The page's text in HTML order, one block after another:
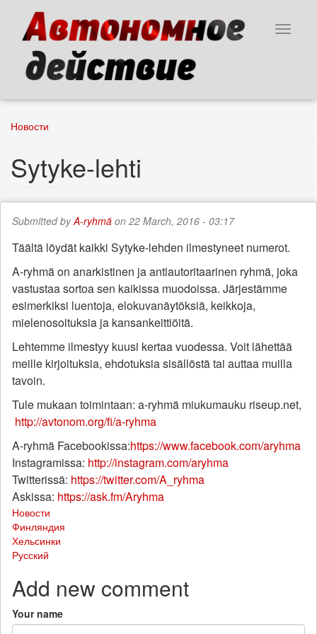
content
Toggle
Новости
Sytyke-lehti
Submitted byA-ryhmä on 22 March, 2016 - 03:17
Täältä löydät kaikki Sytyke-lehden ilmestyneet numerot.
A-ryhmä on anarkistinen ja antiautoritaarinen ryhmä, joka
vastustaa sortoa sen kaikissa muodoissa. Järjestämme
esimerkiksi luentoja, elokuvanäytöksiä, keikkoja,
mielenosoituksia ja kansankeittiöitä.
Lehtemme ilmestyy kuusi kertaa vuodessa. Voit lähettää
meille kirjoituksia, ehdotuksia sisällöstä tai auttaa muilla
tavoin.
Tule mukaan toimintaan: a-ryhmä miukumauku riseup.net,
http://avtonom.org/fi/a-ryhma
A-ryhmä Facebookissa:https://www.facebook.com/aryhma
Instagramissa: http://instagram.com/aryhma
Twitterissä: https://twitter.com/A_ryhma
Askissa: https://ask.fm/Aryhma
Новости
Финляндия
Хельсинки
Русский
Add new comment
Your name